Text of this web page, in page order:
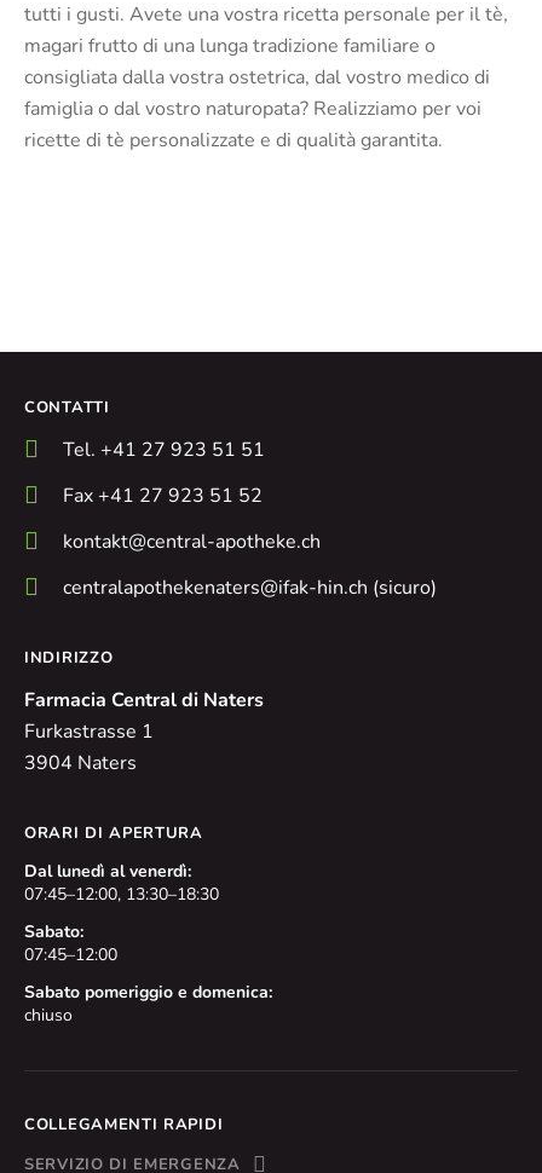
tutti i gusti. Avete una vostra ricetta personale per il tè,
magari frutto di una lunga tradizione familiare o
consigliata dalla vostra ostetrica, dal vostro medico di
famiglia o dal vostro naturopata? Realizziamo per voi
ricette di tè personalizzate e di qualità garantita.
CONTATTI
Tel. +41 27 923 51 51
Fax +41 27 923 51 52
kontakt@central-apotheke.ch
centralapothekenaters@ifak-hin.ch (sicuro)
INDIRIZZO
Farmacia Central di Naters
Furkastrasse 1
3904 Naters
ORARI DI APERTURA
Dal lunedì al venerdì:
07:45–12:00, 13:30–18:30
Sabato:
07:45–12:00
Sabato pomeriggio e domenica:
chiuso
COLLEGAMENTI RAPIDI
SERVIZIO DI EMERGENZA